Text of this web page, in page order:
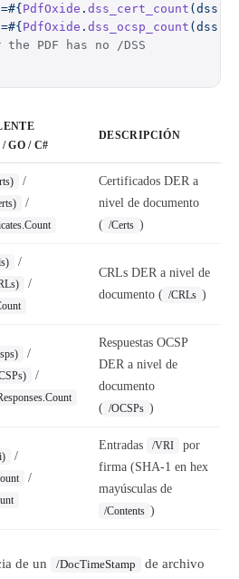
#{ PdfOxide . dss_cert_count (dss)}
#{ PdfOxide . dss_ocsp_count (dss)}
the PDF has no /DSS
GO / C#
DESCRIPCIÓN
/
/
Certificados DER a
nivel de documento
( /Certs )
/
/
CRLs DER a nivel de
documento ( /CRLs )
/
/
Respuestas OCSP
DER a nivel de
documento
( /OCSPs )
/
/
Entradas /VRI
por
firma (SHA-1 en hex
mayúsculas de
/Contents )
de un /DocTimeStamp
de archivo